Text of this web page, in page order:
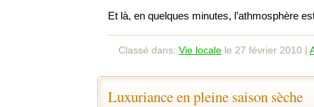
Et là, en quelques minutes, l’athmosphère
Classé dans: Vie locale le 27 février 2010 |
Luxuriance en pleine saison sèche